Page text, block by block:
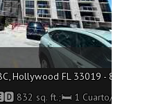
Hollywood FL 33019 - 832 sq.
sq. ft.;🛏 1 Cuarto/🛁1 Baño